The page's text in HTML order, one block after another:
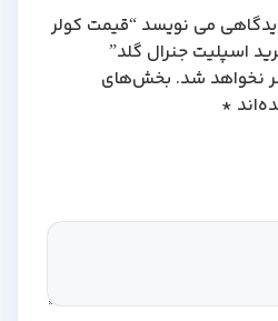
می نویسد “قیمت کولر
شد. بخش‌های
*